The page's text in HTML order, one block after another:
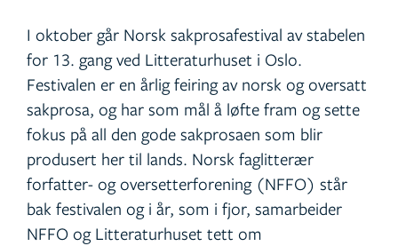
I oktober går Norsk sakprosafestival av stabelen
for 13. gang ved Litteraturhuset i Oslo.
Festivalen er en årlig feiring av norsk og oversatt
sakprosa, og har som mål å løfte fram og sette
fokus på all den gode sakprosaen som blir
produsert her til lands. Norsk faglitterær
forfatter- og oversetterforening (NFFO) står
bak festivalen og i år, som i fjor, samarbeider
NFFO og Litteraturhuset tett om